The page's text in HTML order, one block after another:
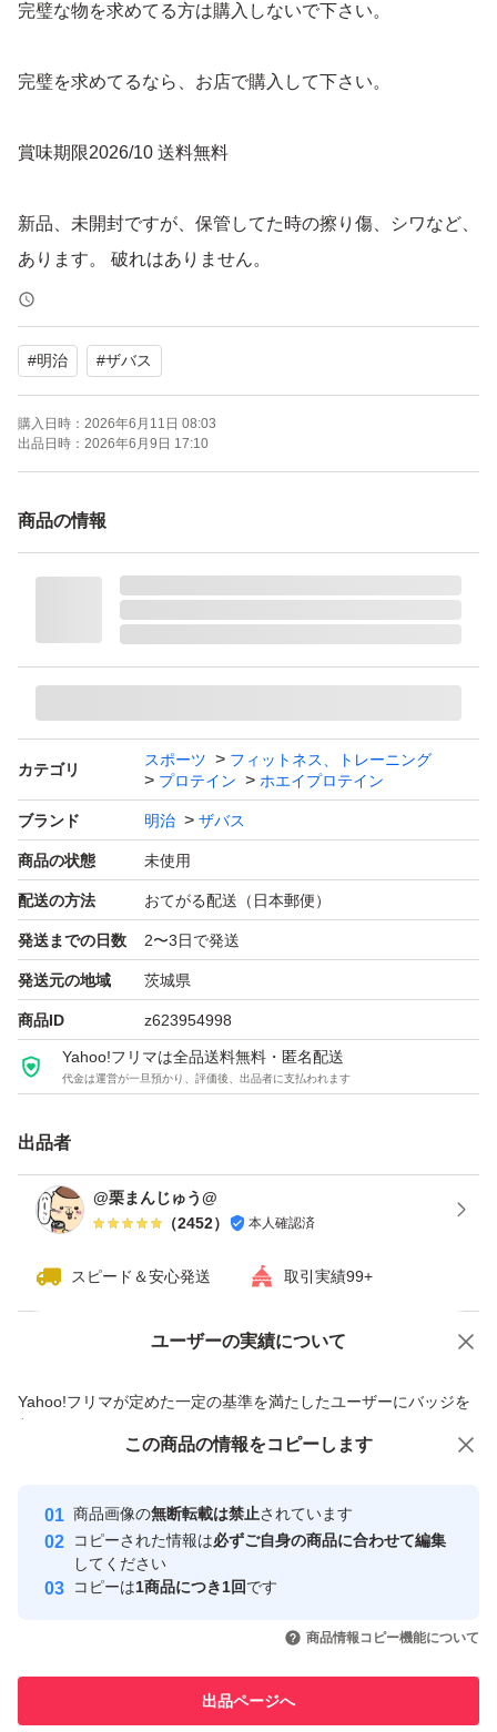
完璧な物を求めてる方は購入しないで下さい。
完璧を求めてるなら、お店で購入して下さい。
賞味期限2026/10 送料無料
新品、未開封ですが、保管してた時の擦り傷、シワなど、
あります。 破れはありません。
あくまで素人出品なので、梱包が雑な場合もあるかもし
れません。簡易的な梱包での発送の場合もありますので、
開封時にカッターやハサミ等を使用されるる場合は、
十分にお気をつけ下さい。
ご理解の上ご購入をお願いします。
方は購入をご遠慮ください。
ザバス ホエイプロテイン100 バナナ風味 980g × 1袋
ブランド：明治 ザバス
プロテイン剤形、タイプ：粉末
たんぱく質含有率：71.4 %
味：バナナ味
容量（g）：980.0 g
販売単位：1.0 セット
#明治 #ザバス
購入日時： 2026年6月11日 08:03
出品日時： 2026年6月9日 17:10
商品の情報
カテゴリ
スポーツ
フィットネス、トレーニング
プロテイン
ホエイプロテイン
ブランド 明治 ザバス
商品の状態 未使用
配送の方法 おてがる配送（日本郵便）
発送までの日数 2〜3日で発送
発送元の地域 茨城県
商品ID z623954998
Yahoo!フリマは全品送料無料・匿名配送
代金は運営が一旦預かり、評価後、出品者に支払われます
出品者
@栗まんじゅう@
（2452） 本人確認済
スピード＆安心発送 取引実績99+
ユーザーの実績について
Yahoo!フリマが定めた一定の基準を満たしたユーザーにバッジを
付与しています
安心取引出品者
心・安全なユーザーです
取引実績
引を完了させた実績があります
での取引実績があります
価格の相談 商品への質問
この商品の情報をコピーします
商品画像の無断転載は禁止されています
コピーされた情報は必ずご自身の商品に合わせて編集
してください
コピーは1商品につき1回です
商品情報コピー機能について
出品ページへ
この商品をみている人にオススメ